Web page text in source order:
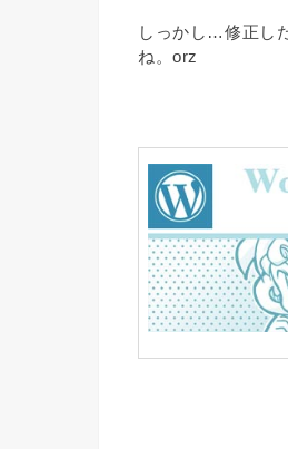
しっかし…修正し
ね。orz